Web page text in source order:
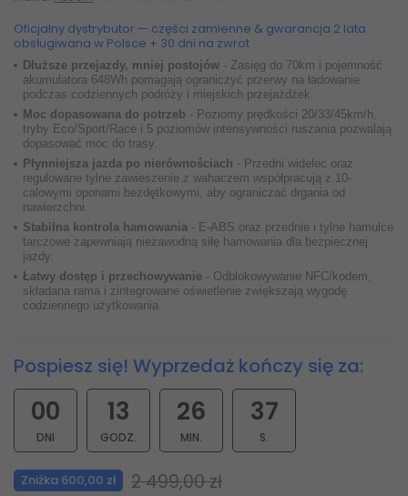
Oficjalny dystrybutor — części zamienne & gwarancja 2 lata
obsługiwana w Polsce + 30 dni na zwrot
Dłuższe przejazdy, mniej postojów - Zasięg do 70km i pojemność
akumulatora 648Wh pomagają ograniczyć przerwy na ładowanie
podczas codziennych podróży i miejskich przejażdżek.
Moc dopasowana do potrzeb - Poziomy prędkości 20/33/45km/h,
tryby Eco/Sport/Race i 5 poziomów intensywności ruszania pozwalają
dopasować moc do trasy.
Płynniejsza jazda po nierównościach - Przedni widelec oraz
regulowane tylne zawieszenie z wahaczem współpracują z 10-
calowymi oponami bezdętkowymi, aby ograniczać drgania od
nawierzchni.
Stabilna kontrola hamowania - E-ABS oraz przednie i tylne hamulce
tarczowe zapewniają niezawodną siłę hamowania dla bezpiecznej
jazdy.
Łatwy dostęp i przechowywanie - Odblokowywanie NFC/kodem,
składana rama i zintegrowane oświetlenie zwiększają wygodę
codziennego użytkowania.
Pospiesz się! Wyprzedaż kończy się za:
00
DNI
13
GODZ.
26
MIN.
36
S.
Zniżka 600,00 zł 2 499,00 zł